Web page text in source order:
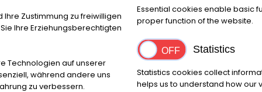
1,5er Serie, also noch der viel
9.000 EUR in optische und technische Arbeiten
221 FAHRERSITZ LINKS ELEKTRISCH VERSTELLBAR
LEDERLENKRAD MIT SPORTLICHEM DESIGN (390MM) UND
ZUSAETZLICH425 GETRIEBE AUTOMATISCH 5-GANG
498 JAPAN - AUSFUEHRUNG524 LACK - KONSERVIERUNG
GLAS, RUNDUM, HEIZBARE HECKSCHEIBE,
Ihre Zustimmung zu freiwilligen
Ihre Erziehungsberechtigten
Technologien auf unserer
während andere uns
zu verbessern.
Essential cookies enable basic
proper function of the website.
Statistics
Statistics cookies collect
helps us to understand how our